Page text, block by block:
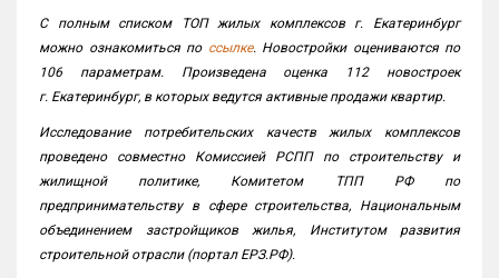
С полным списком ТОП жилых комплексов г. Екатеринбург
можно ознакомиться по ссылке. Новостройки оцениваются по
106 параметрам. Произведена оценка 112 новостроек
г. Екатеринбург, в которых ведутся активные продажи квартир.
Исследование потребительских качеств жилых комплексов
проведено совместно Комиссией РСПП по строительству и
жилищной политике, Комитетом ТПП РФ по
предпринимательству в сфере строительства, Национальным
объединением застройщиков жилья, Институтом развития
строительной отрасли (портал ЕРЗ.РФ).